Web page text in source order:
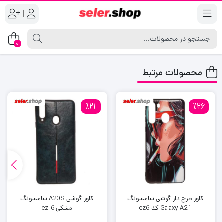
|
0
محصولات مرتبط
٪26
کاور طرح دار گوشی سامسونگ
Galaxy A21 کد ez6
٪21
کاور گوشی A20S سامسونگ
مشکی ez-6